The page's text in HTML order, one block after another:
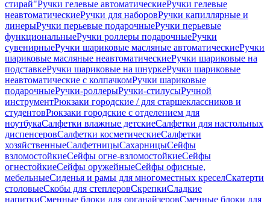
стирай"Ручки гелевые автоматическиеРучки гелевые
неавтоматическиеРучки для наборовРучки капиллярные и
линерыРучки перьевые подарочныеРучки перьевые
функциональныеРучки роллеры подарочныеРучки
сувенирныеРучки шариковые масляные автоматическиеРучки
шариковые масляные неавтоматическиеРучки шариковые на
подставкеРучки шариковые на шнуркеРучки шариковые
неавтоматические с колпачкомРучки шариковые
подарочныеРучки-роллерыРучки-стилусыРучной
инструментРюкзаки городские / для старшеклассников и
студентовРюкзаки городские с отделением для
ноутбукаСалфетки влажные детскиеСалфетки для настольных
диспенсеровСалфетки косметическиеСалфетки
хозяйственныеСалфетницыСахарницыСейфы
взломостойкиеСейфы огне-взломостойкиеСейфы
огнестойкиеСейфы оружейныеСейфы офисные,
мебельныеСиденья и рамы для многоместных креселСкатерти
столовыеСкобы для степлеровСкрепкиСладкие
напиткиСменные блоки для органайзеровСменные блоки для